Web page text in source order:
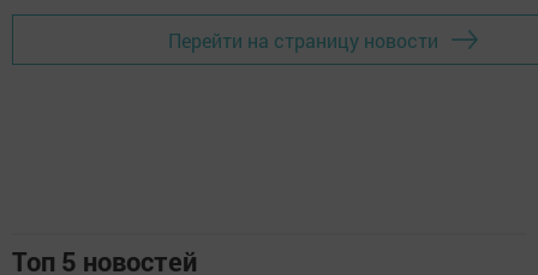
Перейти на страницу новости
Топ 5 новостей